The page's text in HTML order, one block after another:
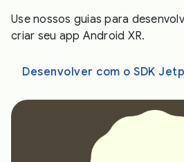
Use nossos guias para
criar seu app Android XR.